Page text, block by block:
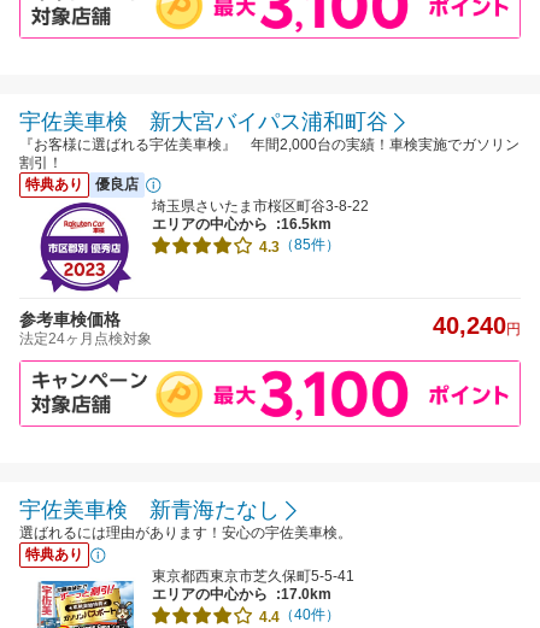
宇佐美車検 新大宮バイパス浦和町谷
『お客様に選ばれる宇佐美車検』 年間2,000台の実績！車検実施でガソリン
割引！
特典あり
優良店
埼玉県さいたま市桜区町谷3-8-22
エリアの中心から
:16.5km
4.3 （85件）
参考車検価格
法定24ヶ月点検対象 40,240円
宇佐美車検 新青海たなし
選ばれるには理由があります！安心の宇佐美車検。
特典あり
東京都西東京市芝久保町5-5-41
エリアの中心から
:17.0km
4.4 （40件）